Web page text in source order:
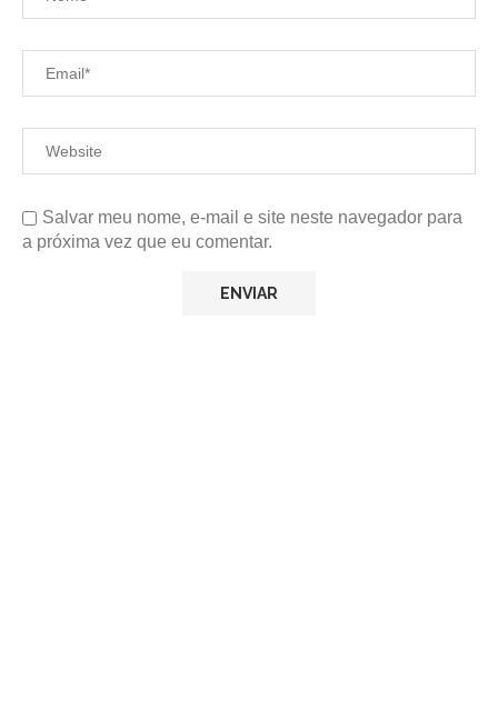
Salvar meu nome, e-mail e site neste navegador para
a próxima vez que eu comentar.